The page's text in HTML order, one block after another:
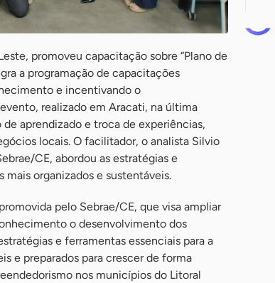
promoveu capacitação sobre “Plano de
a programação de capacitações
e incentivando o
realizado em Aracati, na última
aprendizado e troca de experiências,
locais. O facilitador, o analista Silvio
CE, abordou as estratégias e
organizados e sustentáveis.
pelo Sebrae/CE, que visa ampliar
o desenvolvimento dos
e ferramentas essenciais para a
e preparados para crescer de forma
nos municípios do Litoral